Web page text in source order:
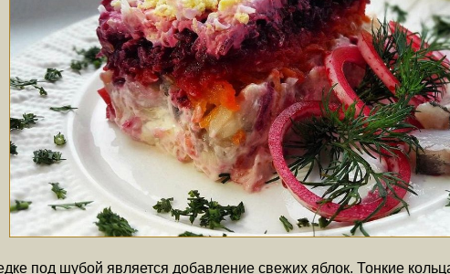
под шубой является добавление свежих яблок. Тонкие